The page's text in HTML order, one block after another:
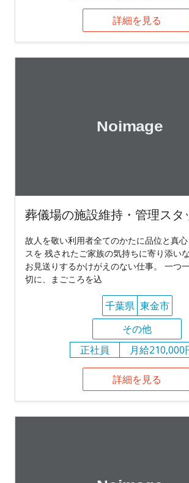
詳細を見る
葬儀場の施設維持・管理スタ
故人を敬い利用者全てのかたに品位と真
スを 残されたご家族の気持ちに寄り添い
お見送りするかけがえのない仕事。 一つ
切に、まごころを込
千葉県 東金市
その他
正社員
月給210,000
詳細を見る